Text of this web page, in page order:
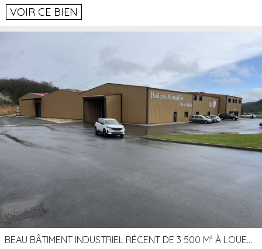
VOIR CE BIEN
BEAU BÂTIMENT INDUSTRIEL RÉCENT DE 3 500 M² À LOUER OU VENDRE PROCHE PÉRIGUEUX (24)